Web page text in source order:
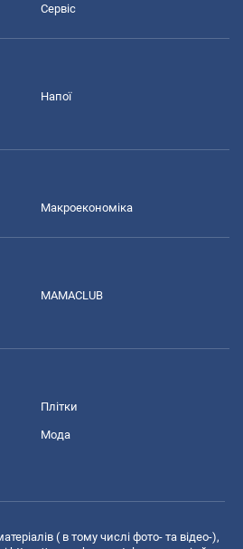
Сервіс
Напої
Макроекономіка
MAMACLUB
Плітки
Мода
( в тому числі фото- та відео-),